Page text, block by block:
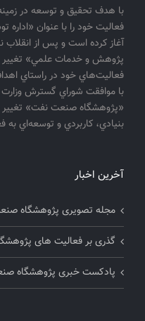
فعاليت خود را با عنوان
آغاز كرده است و پس از انقلاب
با موافقت شوراي گسترش
«پژوهشگاه صنعت نفت» تغيير
بنيادي، كاربردي و توسعه‌اي به
آخرین اخبار
مجله تصویری پژوهشگاه
گذری بر فعالیت های
پادکست خبری پژوهشگاه